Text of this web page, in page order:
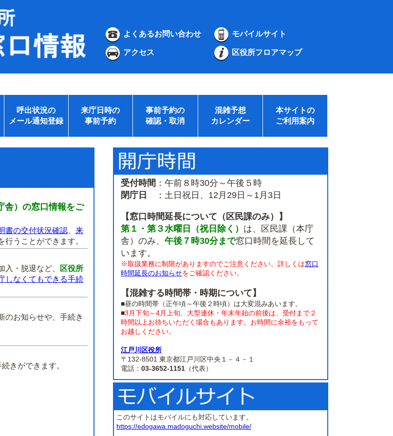
よくあるお問い合わせ モバイルサイト
アクセス 区役所フロアマップ
呼出状況の
メール通知登録
来庁日時の
事前予約
事前予約の
確認・取消
混雑予想
カレンダー
本サイトの
ご利用案内
舎）の窓口情報をご
書の交付状況確認
来
行うことができます。
・脱退など、
区役所
しなくてもできる手続
のお知らせや、手続き
きができます。
受付時間 ：午前８時30分～午後５時
閉庁日
：土日祝日、12月29日～1月3日
【窓口時間延長について（区民課のみ）】
第１・第３水曜日（祝日除く） は、区民課（本庁
舎）のみ、 午後７時30分まで窓口時間を延長して
います。
※取扱業務に制限がありますのでご注意ください。詳しくは窓口
時間延長のお知らせをご確認ください。
【混雑する時間帯・時期について】
■昼の時間帯（正午頃～午後２時頃）は大変混みあいます。
■3月下旬～4月上旬、大型連休・年末年始の前後は、受付まで２
時間以上お待ちいただく場合もあります。お時間に余裕をもって
お越しください。
江戸川区役所
〒132-8501 東京都江戸川区中央１－４－１
電話： 03-3652-1151 （代表）
このサイトはモバイルにも対応しています。
https://edogawa.madoguchi.website/mobile/